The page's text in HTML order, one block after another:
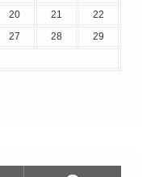
20 21
22
27 28
29